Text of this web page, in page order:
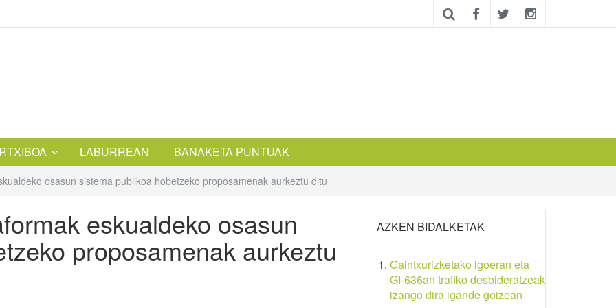
LABURREAN BANAKETA PUNTUAK
osasun sistema publikoa hobetzeko proposamenak aurkeztu ditu
eskualdeko osasun
proposamenak aurkeztu
AZKEN BIDALKETAK
Gaintxurizketako igoeran eta
GI-636an trafiko desbideratzeak
izango dira igande goizean